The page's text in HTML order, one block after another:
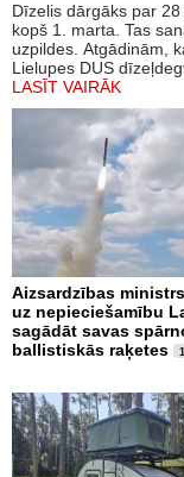
Dīzelis dārgāks par
kopš 1. marta. Tas
uzpildes. Atgādinām,
Lielupes DUS
LASĪT VAIRĀK
Aizsardzības
uz nepieciešamību
sagādāt savas
ballistiskās raķetes